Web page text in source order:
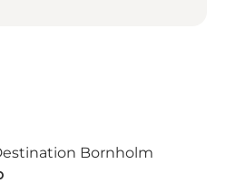
Bornholm